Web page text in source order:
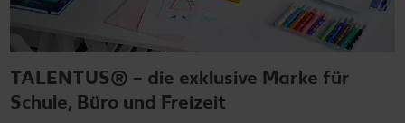
TALENTUS® – die exklusive Marke für
Schule, Büro und Freizeit